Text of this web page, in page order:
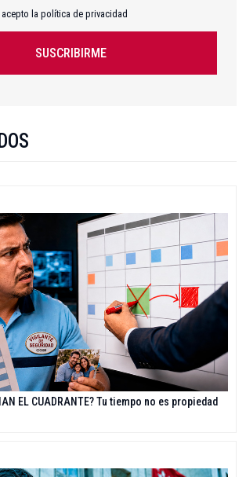
la política de privacidad
SUSCRIBIRME
EL CUADRANTE? Tu tiempo no es propiedad